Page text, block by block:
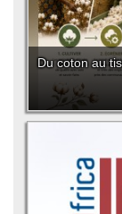
Du coton au